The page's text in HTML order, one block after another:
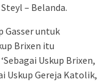
– Belanda.
Gasser untuk
Brixen itu
Uskup Brixen,
Uskup Gereja Katolik,